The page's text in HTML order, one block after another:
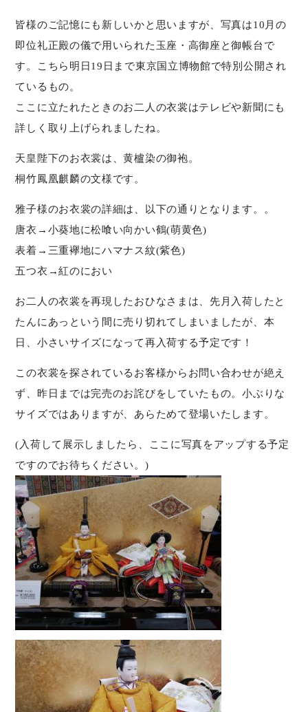
皆様のご記憶にも新しいかと思いますが、写真は10月の
即位礼正殿の儀で用いられた玉座・高御座と御帳台で
す。こちら明日19日まで東京国立博物館で特別公開され
ているもの。
ここに立たれたときのお二人の衣裳はテレビや新聞にも
詳しく取り上げられましたね。
天皇陛下のお衣裳は、黄櫨染の御袍。
桐竹鳳凰麒麟の文様です。
雅子様のお衣裳の詳細は、以下の通りとなります。。
唐衣→小葵地に松喰い向かい鶴(萌黄色)
表着→三重襷地にハマナス紋(紫色)
五つ衣→紅のにおい
お二人の衣裳を再現したおひなさまは、先月入荷したと
たんにあっという間に売り切れてしまいましたが、本
日、小さいサイズになって再入荷する予定です！
この衣裳を探されているお客様からお問い合わせが絶え
ず、昨日までは完売のお詫びをしていたもの。小ぶりな
サイズではありますが、あらためて登場いたします。
(入荷して展示しましたら、ここに写真をアップする予定
ですのでお待ちください。)